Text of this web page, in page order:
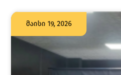
მაისი 19, 2026